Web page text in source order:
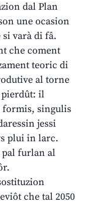
dal Plan
une ocasion
si varà di fâ.
che coment
teoric di
al torne
pierdût: il
formis, singulis
jessi
plui in larc.
furlan al
che tal 2050